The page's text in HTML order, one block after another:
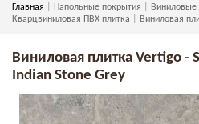
Главная Напольные покрытия
Виниловые
Кварцвиниловая ПВХ плитка
Виниловая
Виниловая плитка Vertigo -
Indian Stone Grey